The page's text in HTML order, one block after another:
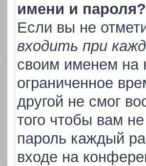
имени и пароля?
Если вы не
входить при
своим именем на
ограниченное
другой не смог
того чтобы вам
пароль каждый
входе на